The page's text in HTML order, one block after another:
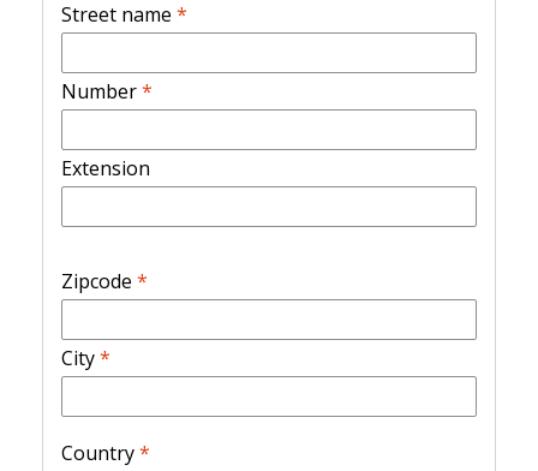
Street name *
Number*
Extension
Zipcode *
City*
Country*